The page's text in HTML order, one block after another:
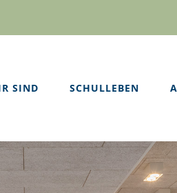
SIND SCHULLEBEN